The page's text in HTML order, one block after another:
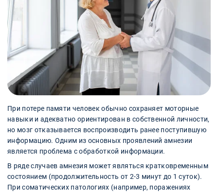
При потере памяти человек обычно сохраняет моторные
навыки и адекватно ориентирован в собственной личности,
но мозг отказывается воспроизводить ранее поступившую
информацию. Одним из основных проявлений амнезии
является проблема с обработкой информации.
В ряде случаев амнезия может являться кратковременным
состоянием (продолжительность от 2-3 минут до 1 суток).
При соматических патологиях (например, поражениях